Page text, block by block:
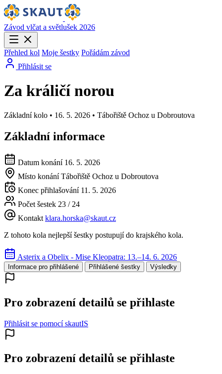
Závod vlčat a světlušek 2026
Přehled kol Moje šestky Pořádám závod
Přihlásit se
Za králičí norou
Základní kolo • 16. 5. 2026 • Tábořiště Ochoz u Dobroutova
Základní informace
Datum konání 16. 5. 2026
Místo konání Tábořiště Ochoz u Dobroutova
Konec přihlašování 11. 5. 2026
Počet šestek 23 / 24
Kontakt klara.horska@skaut.cz
Z tohoto kola nejlepší šestky postupují do krajského kola.
Asterix a Obelix - Mise Kleopatra: 13.–14. 6. 2026
Informace pro přihlášené Přihlášené šestky Výsledky
Pro zobrazení detailů se přihlaste
Přihlásit se pomocí skautIS
Pro zobrazení detailů se přihlaste